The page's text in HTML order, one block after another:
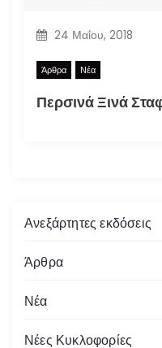
24 Μαΐου, 2018
Άρθρα Νέα
Ανεξάρτητες εκδόσεις
Άρθρα
Νέα
Νέες Κυκλοφορίες